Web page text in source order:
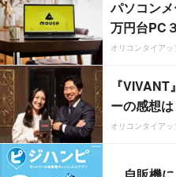
パソコン
万円台PC
オリコンタイアッ
『
ーの感想は
オリコンタイアッ